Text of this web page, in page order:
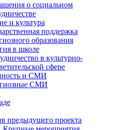
о социальном
и культура
поддержка
образования
в школе
в культурно-
сфере
и СМИ
СМИ
предыдущего проекта